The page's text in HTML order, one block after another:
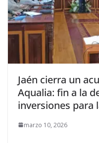
Jaén cierra un
Aqualia: fin a la
inversiones para
marzo 10, 2026